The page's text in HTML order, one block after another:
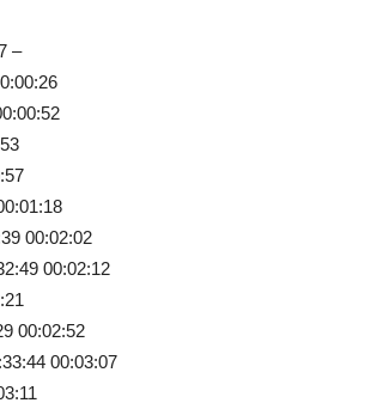
–
00:02:02
00:02:12
00:02:52
00:03:07